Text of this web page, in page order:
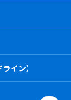
イン）